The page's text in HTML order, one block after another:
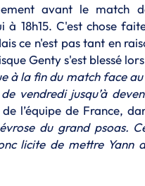
avant le match
à 18h15. C'est chose
ce n'est pas tant en
Genty s'est blessé
à la fin du match face
vendredi jusqu’à
l’équipe de France,
du grand psoas.
licite de mettre Yann